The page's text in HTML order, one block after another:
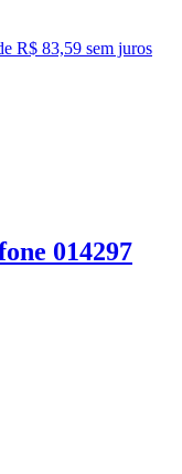
R$ 83,59 sem juros
014297